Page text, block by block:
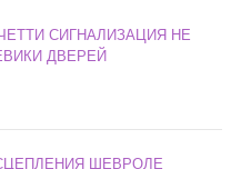
СИГНАЛИЗАЦИЯ НЕ
ДВЕРЕЙ
ШЕВРОЛЕ